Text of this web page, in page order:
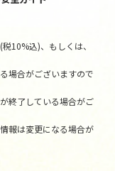
10%込)、もしくは、
場合がございますので
終了している場合がご
報は変更になる場合が